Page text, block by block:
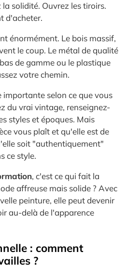
solidité. Ouvrez les tiroirs.
d'acheter.
énormément. Le bois massif,
le coup. Le métal de qualité
de gamme ou le plastique
votre chemin.
importante selon ce que vous
du vrai vintage, renseignez-
styles et époques. Mais
vous plaît et qu'elle est de
soit "authentiquement"
ce style.
, c'est ce qui fait la
affreuse mais solide ? Avec
peinture, elle peut devenir
au-delà de l'apparence
: comment
?